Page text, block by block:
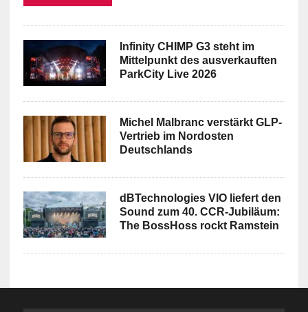
Infinity CHIMP G3 steht im
Mittelpunkt des ausverkauften
ParkCity Live 2026
Michel Malbranc verstärkt GLP-
Vertrieb im Nordosten
Deutschlands
dBTechnologies VIO liefert den
Sound zum 40. CCR-Jubiläum:
The BossHoss rockt Ramstein